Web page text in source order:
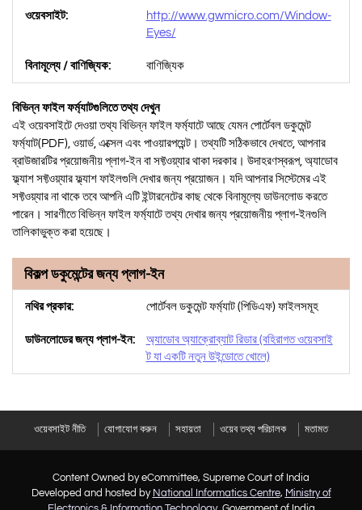
http://www.gwmicro.com/Window-
Eyes/
বাণিজ্যিক
বিভিন্ন ফাইল ফর্ম্যাটগুলিতে তথ্য দেখুন
এই ওয়েবসাইটে দেওয়া তথ্য বিভিন্ন ফাইল ফর্ম্যাটে আছে যেমন পোর্টেবল ডকুমেন্ট
ফর্ম্যাট(PDF), ওয়ার্ড, এক্সেল এবং পাওয়ারপয়েন্ট। তথ্যটি সঠিকভাবে দেখতে, আপনার
ব্রাউজারটির প্রয়োজনীয় প্লাগ-ইন বা সফ্টওয়্যার থাকা দরকার। উদাহরণস্বরূপ, অ্যাডোব
ফ্ল্যাশ সফ্টওয়্যার ফ্ল্যাশ ফাইলগুলি দেখার জন্য প্রয়োজন। যদি আপনার সিস্টেমের এই
সফ্টওয়্যার না থাকে তবে আপনি এটি ইন্টারনেটের কাছ থেকে বিনামূল্যে ডাউনলোড করতে
পারেন। সারণীতে বিভিন্ন ফাইল ফর্ম্যাটে তথ্য দেখার জন্য প্রয়োজনীয় প্লাগ-ইনগুলি
তালিকাভুক্ত করা হয়েছে।
বিকল্প ডকুমেন্টের জন্য প্লাগ-ইন
পোর্টেবল ডকুমেন্ট ফর্ম্যাট (পিডিএফ) ফাইলসমূহ
অ্যাডোব অ্যাক্রোব্যাট রিডার (বহিরাগত ওয়েবসাই
ট যা একটি নতুন উইন্ডোতে খোলে)
ওয়েবসাইট নীতি যোগাযোগ করুন সহায়তা ওয়েব তথ্য পরিচালক মতামত
Content Owned by eCommittee, Supreme Court of India
Developed and hosted by National Informatics Centre, Ministry of